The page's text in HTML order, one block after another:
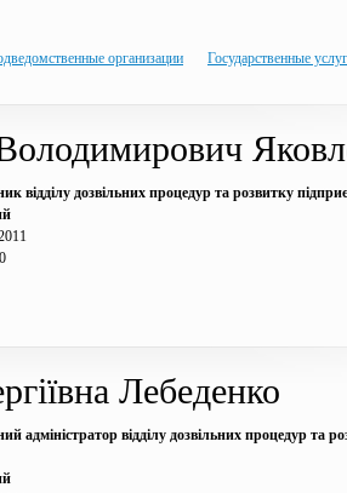
организации Государственные
відділу дозвільних процедур та розвитку
0
Лебеденко
адміністратор відділу дозвільних процедур та